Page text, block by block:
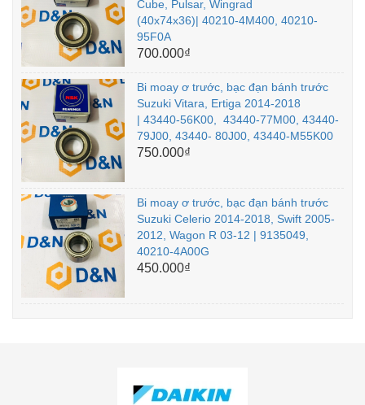
Cube, Pulsar, Wingrad
(40x74x36)| 40210-4M400, 40210-
95F0A
700.000₫
Bi moay ơ trước, bạc đạn bánh trước
Suzuki Vitara, Ertiga 2014-2018
| 43440-56K00, 43440-77M00, 43440-
79J00, 43440- 80J00, 43440-M55K00
750.000₫
Bi moay ơ trước, bạc đạn bánh trước
Suzuki Celerio 2014-2018, Swift 2005-
2012, Wagon R 03-12 | 9135049,
40210-4A00G
450.000₫